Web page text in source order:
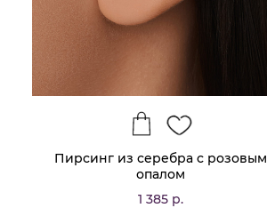
Пирсинг из серебра с розовым
опалом
1 385 р.